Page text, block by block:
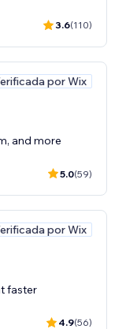
3.6(110)
por Wix
and more
5.0(59)
por Wix
faster
4.9(56)